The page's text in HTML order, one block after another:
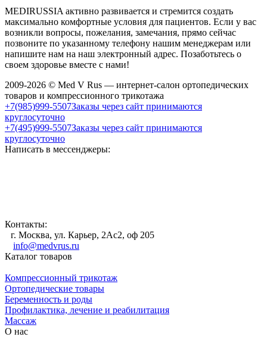
MEDIRUSSIA активно развивается и стремится создать
максимально комфортные условия для пациентов. Если у вас
возникли вопросы, пожелания, замечания, прямо сейчас
позвоните по указанному телефону нашим менеджерам или
напишите нам на наш электронный адрес. Позаботьтесь о
своем здоровье вместе с нами!
2009-2026 © Med V Rus — интернет-салон ортопедических
товаров и компрессионного трикотажа
+7(985)999-5507Заказы через сайт принимаются
круглосуточно
+7(495)999-5507Заказы через сайт принимаются
круглосуточно
Написать в мессенджеры:
Контакты:
г. Москва, ул. Карьер, 2Ас2, оф 205
info@medvrus.ru
Каталог товаров
Компрессионный трикотаж
Ортопедические товары
Беременность и роды
Профилактика, лечение и реабилитация
Массаж
О нас